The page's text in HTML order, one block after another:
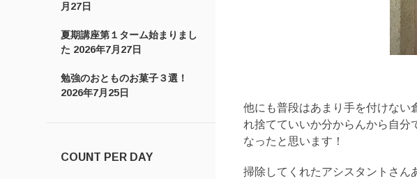
月27日
夏期講座第１ターム始まりまし
た 2026年7月27日
勉強のおとものお菓子３選！
2026年7月25日
COUNT PER DAY
他にも普段はあまり手を付けない
れ捨てていいか分からんから自分
なったと思います！
掃除してくれたアシスタントさん